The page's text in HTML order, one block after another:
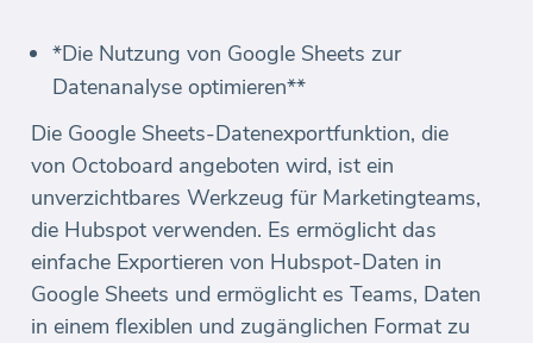
*Die Nutzung von Google Sheets zur
Datenanalyse optimieren**
Die Google Sheets-Datenexportfunktion, die
von Octoboard angeboten wird, ist ein
unverzichtbares Werkzeug für Marketingteams,
die Hubspot verwenden. Es ermöglicht das
einfache Exportieren von Hubspot-Daten in
Google Sheets und ermöglicht es Teams, Daten
in einem flexiblen und zugänglichen Format zu